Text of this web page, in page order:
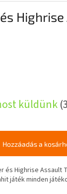
küldünk
Hozzáadás a
és Highrise Assault
játék minden